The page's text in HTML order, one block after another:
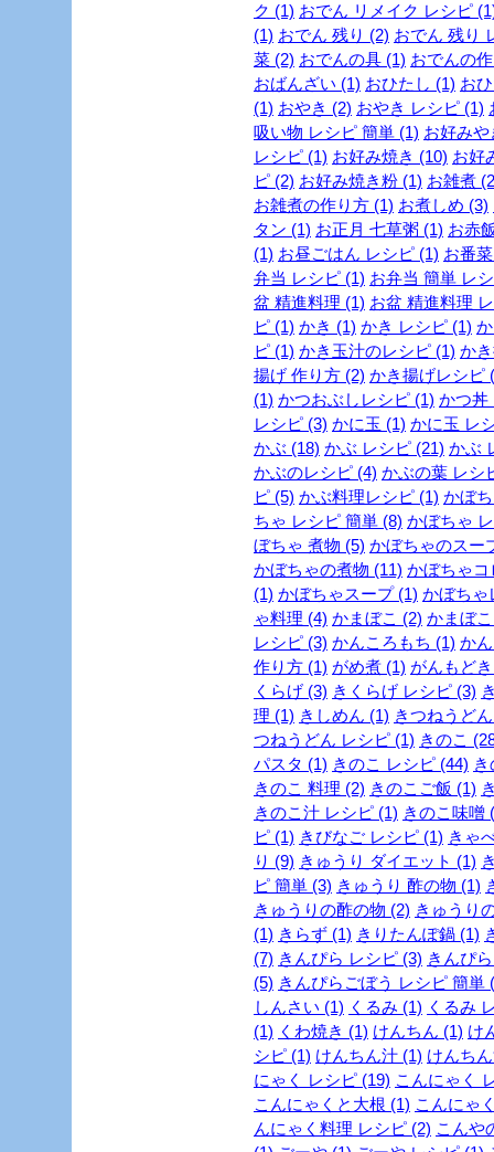
ク (1) おでん リメイク レシピ
(1) おでん 残り (2) おでん 残り
菜 (2) おでんの具 (1) おでんの
おばんざい (1) おひたし (1) お
(1) おやき (2) おやき レシピ (1)
吸い物 レシピ 簡単 (1) お好み
レシピ (1) お好み焼き (10) お好
ピ (2) お好み焼き粉 (1) お雑煮
お雑煮の作り方 (1) お煮しめ (3)
タン (1) お正月 七草粥 (1) お赤
(1) お昼ごはん レシピ (1) お番
弁当 レシピ (1) お弁当 簡単 レ
盆 精進料理 (1) お盆 精進料理
ピ (1) かき (1) かき レシピ (1)
ピ (1) かき玉汁のレシピ (1) か
揚げ 作り方 (2) かき揚げレシピ
(1) かつおぶしレシピ (1) かつ丼
レシピ (3) かに玉 (1) かに玉 レ
かぶ (18) かぶ レシピ (21) かぶ
かぶのレシピ (4) かぶの葉 レシ
ピ (5) かぶ料理レシピ (1) かぼ
ちゃ レシピ 簡単 (8) かぼちゃ
ぼちゃ 煮物 (5) かぼちゃのスー
かぼちゃの煮物 (11) かぼちゃ
(1) かぼちゃスープ (1) かぼちゃ
ゃ料理 (4) かまぼこ (2) かまぼ
レシピ (3) かんころもち (1) か
作り方 (1) がめ煮 (1) がんもど
くらげ (3) きくらげ レシピ (3)
理 (1) きしめん (1) きつねうど
つねうどん レシピ (1) きのこ
パスタ (1) きのこ レシピ (44)
きのこ 料理 (2) きのこご飯 (1)
きのこ汁 レシピ (1) きのこ味噌
ピ (1) きびなご レシピ (1) きゃ
り (9) きゅうり ダイエット (1)
ピ 簡単 (3) きゅうり 酢の物 (1)
きゅうりの酢の物 (2) きゅうり
(1) きらず (1) きりたんぽ鍋 (1)
(7) きんぴら レシピ (3) きんぴ
(5) きんぴらごぼう レシピ 簡単
しんさい (1) くるみ (1) くるみ
(1) くわ焼き (1) けんちん (1) け
シピ (1) けんちん汁 (1) けんち
にゃく レシピ (19) こんにゃく
こんにゃくと大根 (1) こんにゃ
んにゃく料理 レシピ (2) こんや